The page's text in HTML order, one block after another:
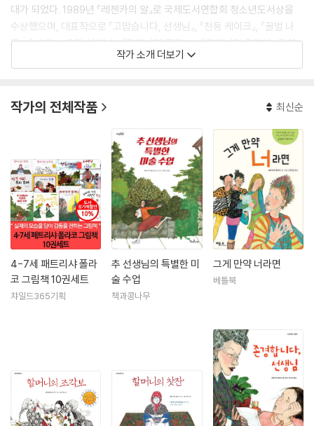
대가 되었다. 1989년 『레첸카의 알』로 국제도서연합회 청소년도서상을
수상했으며, 대표작으로 『고맙습니다, 선생님』, 『천둥 케이크』, 『꿀벌 나
무』, 『선생님, 우리 선생님』, 『할머니의 조각보』, 『할머니와 고양이』 등이
작가 소개 더보기
작가의 전체작품 최신순
4-7세 패트리샤 폴라
코 그림책 10권세트
챠일드365기획
추 선생님의 특별한 미
술 수업
책과콩나무
그게 만약 너라면
베틀북